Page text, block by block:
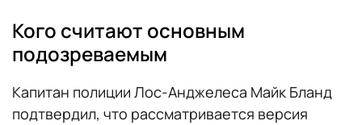
Кого считают основным
подозреваемым
Капитан полиции Лос-Анджелеса Майк Бланд
подтвердил, что рассматривается версия